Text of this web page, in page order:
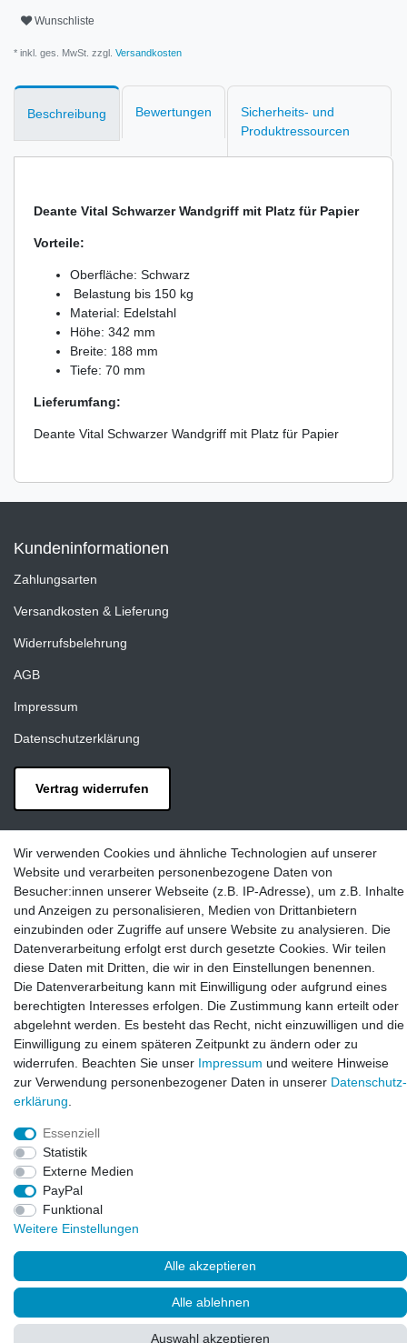
Wunschliste
* inkl. ges. MwSt. zzgl. Versandkosten
Beschreibung Bewertungen
Sicherheits- und
Produktressourcen
Deante Vital Schwarzer Wandgriff mit Platz für Papier
Vorteile:
Oberfläche: Schwarz
Belastung bis 150 kg
Material: Edelstahl
Höhe: 342 mm
Breite: 188 mm
Tiefe: 70 mm
Lieferumfang:
Deante Vital Schwarzer Wandgriff mit Platz für Papier
Kundeninformationen
Zahlungsarten
Versandkosten & Lieferung
Widerrufsbelehrung
AGB
Impressum
Datenschutzerklärung
Vertrag widerrufen
LAXARA:
Zeppelinstraße 4, 89604 Allmendingen, Deutschland
E-mail:
info@laxara.de
E-mail:
info@bluewater-armaturen.de
Öffnungszeiten:
Mo - Fr 10:00 - 12:00 Uhr
Mo - Fr 13:00 - 15:00 Uhr
© Copyright 2026. LAXARA
Wir verwenden Cookies und ähnliche Technologien auf unserer
Website und verarbeiten personenbezogene Daten von
Besucher:innen unserer Webseite (z.B. IP-Adresse), um z.B. Inhalte
und Anzeigen zu personalisieren, Medien von Drittanbietern
einzubinden oder Zugriffe auf unsere Website zu analysieren. Die
Datenverarbeitung erfolgt erst durch gesetzte Cookies. Wir teilen
diese Daten mit Dritten, die wir in den Einstellungen benennen.
Die Datenverarbeitung kann mit Einwilligung oder aufgrund eines
berechtigten Interesses erfolgen. Die Zustimmung kann erteilt oder
abgelehnt werden. Es besteht das Recht, nicht einzuwilligen und die
Einwilligung zu einem späteren Zeitpunkt zu ändern oder zu
widerrufen. Beachten Sie unser Impressum und weitere Hinweise
zur Verwendung personenbezogener Daten in unserer Daten­schutz­
erklärung
Essenziell
Statistik
Externe Medien
PayPal
Funktional
Weitere Einstellungen
Alle akzeptieren
Alle ablehnen
Auswahl akzeptieren